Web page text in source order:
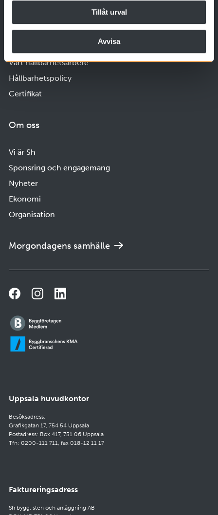
Tillåt urval
Avvisa
Vårt hållbarhetsarbete
Hållbarhetspolicy
Certifikat
Om oss
Vi är Sh
Sponsring och engagemang
Nyheter
Ekonomi
Organisation
Morgondagens samhälle
Uppsala huvudkontor
Besöksadress:
Grafikgatan 17, 754 54 Uppsala
Postadress: Box 417, 751 06 Uppsala
Tfn: 0200-111 711, fax 018-12 11 17
Faktureringsadress
Sh bygg, sten och anläggning AB